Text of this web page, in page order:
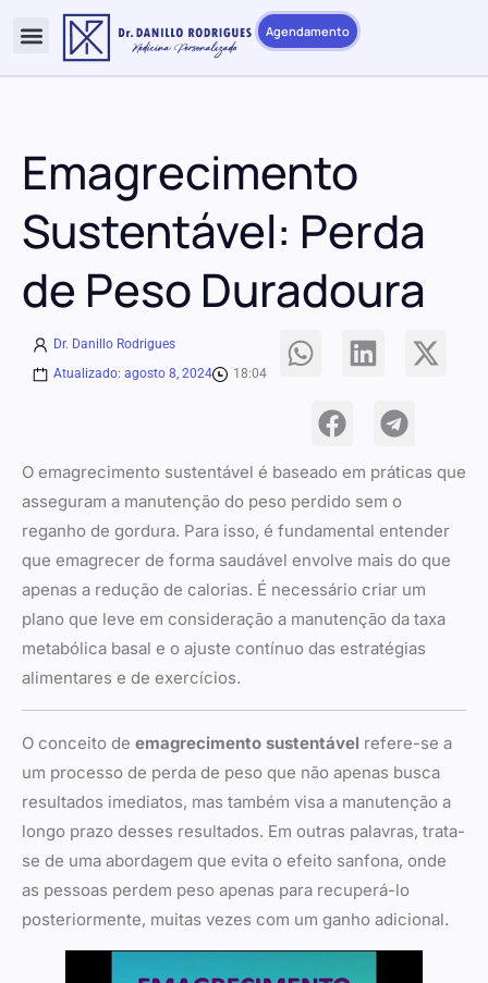
Agendamento
Emagrecimento
Sustentável: Perda
de Peso Duradoura
Dr. Danillo Rodrigues
Atualizado: agosto 8, 2024 18:04
O emagrecimento sustentável é baseado em práticas que
asseguram a manutenção do peso perdido sem o
reganho de gordura. Para isso, é fundamental entender
que emagrecer de forma saudável envolve mais do que
apenas a redução de calorias. É necessário criar um
plano que leve em consideração a manutenção da taxa
metabólica basal e o ajuste contínuo das estratégias
alimentares e de exercícios.
O conceito de emagrecimento sustentável refere-se a
um processo de perda de peso que não apenas busca
resultados imediatos, mas também visa a manutenção a
longo prazo desses resultados. Em outras palavras, trata-
se de uma abordagem que evita o efeito sanfona, onde
as pessoas perdem peso apenas para recuperá-lo
posteriormente, muitas vezes com um ganho adicional.